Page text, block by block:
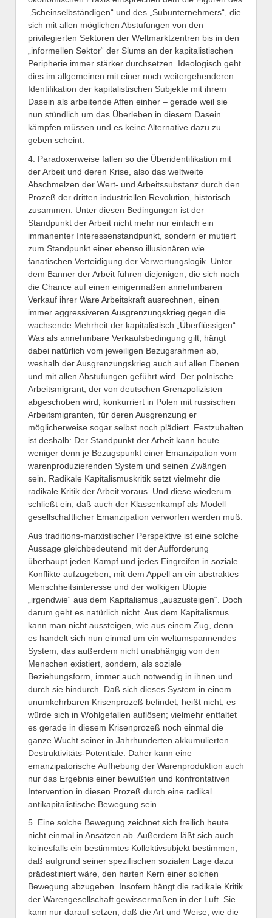
„Scheinselbständigen“ und des „Subunternehmers“, die
sich mit allen möglichen Abstufungen von den
privilegierten Sektoren der Weltmarktzentren bis in den
„informellen Sektor“ der Slums an der kapitalistischen
Peripherie immer stärker durchsetzen. Ideologisch geht
dies im allgemeinen mit einer noch weitergehenderen
Identifikation der kapitalistischen Subjekte mit ihrem
Dasein als arbeitende Affen einher – gerade weil sie
nun stündlich um das Überleben in diesem Dasein
kämpfen müssen und es keine Alternative dazu zu
geben scheint.
4. Paradoxerweise fallen so die Überidentifikation mit
der Arbeit und deren Krise, also das weltweite
Abschmelzen der Wert- und Arbeitssubstanz durch den
Prozeß der dritten industriellen Revolution, historisch
zusammen. Unter diesen Bedingungen ist der
Standpunkt der Arbeit nicht mehr nur einfach ein
immanenter Interessenstandpunkt, sondern er mutiert
zum Standpunkt einer ebenso illusionären wie
fanatischen Verteidigung der Verwertungslogik. Unter
dem Banner der Arbeit führen diejenigen, die sich noch
die Chance auf einen einigermaßen annehmbaren
Verkauf ihrer Ware Arbeitskraft ausrechnen, einen
immer aggressiveren Ausgrenzungskrieg gegen die
wachsende Mehrheit der kapitalistisch „Überflüssigen“.
Was als annehmbare Verkaufsbedingung gilt, hängt
dabei natürlich vom jeweiligen Bezugsrahmen ab,
weshalb der Ausgrenzungskrieg auch auf allen Ebenen
und mit allen Abstufungen geführt wird. Der polnische
Arbeitsmigrant, der von deutschen Grenzpolizisten
abgeschoben wird, konkurriert in Polen mit russischen
Arbeitsmigranten, für deren Ausgrenzung er
möglicherweise sogar selbst noch plädiert. Festzuhalten
ist deshalb: Der Standpunkt der Arbeit kann heute
weniger denn je Bezugspunkt einer Emanzipation vom
warenproduzierenden System und seinen Zwängen
sein. Radikale Kapitalismuskritik setzt vielmehr die
radikale Kritik der Arbeit voraus. Und diese wiederum
schließt ein, daß auch der Klassenkampf als Modell
gesellschaftlicher Emanzipation verworfen werden muß.
Aus traditions-marxistischer Perspektive ist eine solche
Aussage gleichbedeutend mit der Aufforderung
überhaupt jeden Kampf und jedes Eingreifen in soziale
Konflikte aufzugeben, mit dem Appell an ein abstraktes
Menschheitsinteresse und der wolkigen Utopie
„irgendwie“ aus dem Kapitalismus „auszusteigen“. Doch
darum geht es natürlich nicht. Aus dem Kapitalismus
kann man nicht aussteigen, wie aus einem Zug, denn
es handelt sich nun einmal um ein weltumspannendes
System, das außerdem nicht unabhängig von den
Menschen existiert, sondern, als soziale
Beziehungsform, immer auch notwendig in ihnen und
durch sie hindurch. Daß sich dieses System in einem
unumkehrbaren Krisenprozeß befindet, heißt nicht, es
würde sich in Wohlgefallen auflösen; vielmehr entfaltet
es gerade in diesem Krisenprozeß noch einmal die
ganze Wucht seiner in Jahrhunderten akkumulierten
Destruktivitäts-Potentiale. Daher kann eine
emanzipatorische Aufhebung der Warenproduktion auch
nur das Ergebnis einer bewußten und konfrontativen
Intervention in diesen Prozeß durch eine radikal
antikapitalistische Bewegung sein.
5. Eine solche Bewegung zeichnet sich freilich heute
nicht einmal in Ansätzen ab. Außerdem läßt sich auch
keinesfalls ein bestimmtes Kollektivsubjekt bestimmen,
daß aufgrund seiner spezifischen sozialen Lage dazu
prädestiniert wäre, den harten Kern einer solchen
Bewegung abzugeben. Insofern hängt die radikale Kritik
der Warengesellschaft gewissermaßen in der Luft. Sie
kann nur darauf setzen, daß die Art und Weise, wie die